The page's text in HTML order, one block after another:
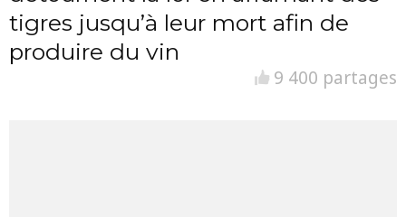
tigres jusqu’à leur mort afin de
produire du vin
9 400 partages